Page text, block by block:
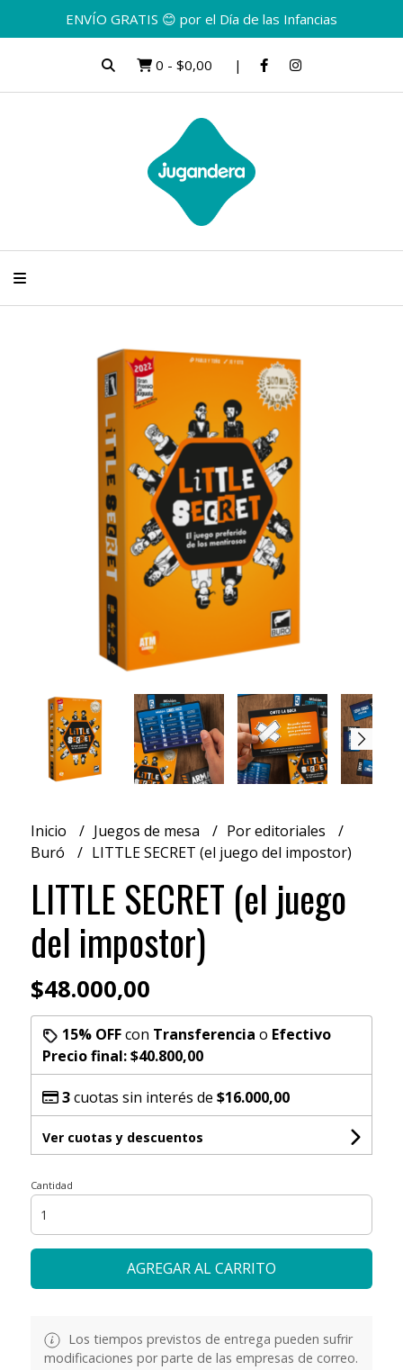
ENVÍO GRATIS 😊 por el Día de las Infancias
0 - $0,00
Inicio Juegos de mesa
Por editoriales
Buró
LITTLE SECRET (el juego del impostor)
LITTLE SECRET (el juego
del impostor)
$48.000,00
15% OFFcon Transferencia o Efectivo
Precio final:$40.800,00
3cuotas sin interés de $16.000,00
Ver cuotas y descuentos
Cantidad
AGREGAR AL CARRITO
Los tiempos previstos de entrega pueden sufrir
modificaciones por parte de las empresas de correo.